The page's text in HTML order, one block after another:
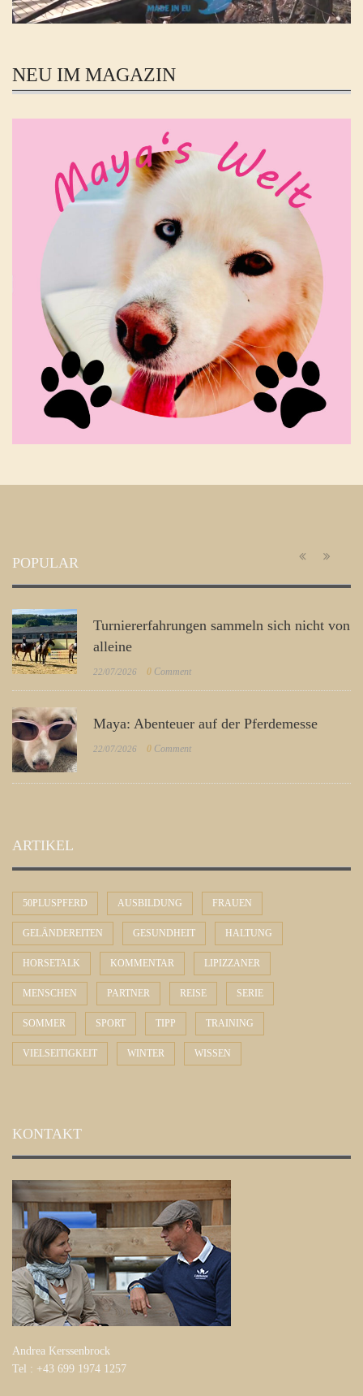
NEU IM MAGAZIN
POPULAR
Turniererfahrungen sammeln sich nicht von
alleine
22/07/2026 0 Comment
Maya: Abenteuer auf der Pferdemesse
22/07/2026 0 Comment
ARTIKEL
50PLUSPFERD AUSBILDUNG FRAUEN
GELÄNDEREITEN GESUNDHEIT HALTUNG
HORSETALK KOMMENTAR LIPIZZANER
MENSCHEN PARTNER REISE SERIE
SOMMER SPORT TIPP TRAINING
VIELSEITIGKEIT WINTER WISSEN
KONTAKT
Andrea Kerssenbrock
Tel : +43 699 1974 1257